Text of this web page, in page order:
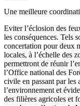
Une meilleure
Eviter l’éclosion des
les conséquences. Tels
concertation pour deux
locales, à l’échelle des
permettront de réunir
l’Office national des
civile en passant par les
l’environnement et
des filières agricoles et